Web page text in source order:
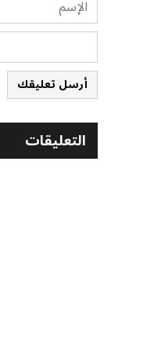
أرسل تعليقك
التعليقات